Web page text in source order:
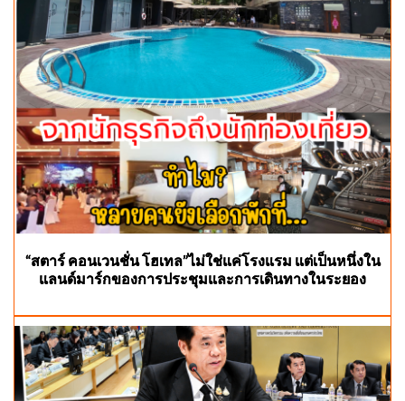
“สตาร์ คอนเวนชั่น โฮเทล”ไม่ใช่แค่โรงแรม แต่เป็นหนึ่งใน
แลนด์มาร์กของการประชุมและการเดินทางในระยอง